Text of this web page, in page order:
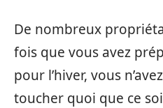
De nombreux
fois que vous avez
pour l’hiver, vous
toucher quoi que ce